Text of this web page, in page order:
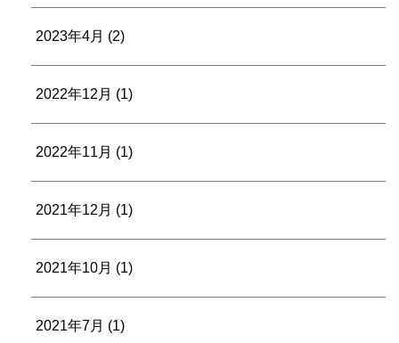
2023年4月 (2)
2022年12月 (1)
2022年11月 (1)
2021年12月 (1)
2021年10月 (1)
2021年7月 (1)